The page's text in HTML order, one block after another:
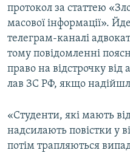
протокол за статтею
масової інформації».
телеграм-каналі
тому повідомленні
право на відстрочку від
лав ЗС РФ, якщо
«Студенти, які мають
надсилають повістки у
потім трапляються